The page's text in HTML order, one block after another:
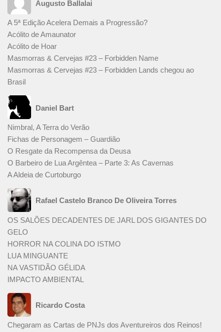
Augusto Ballalai
A 5ª Edição Acelera Demais a Progressão?
Acólito de Amaunator
Acólito de Hoar
Masmorras & Cervejas #23 – Forbidden Name
Masmorras & Cervejas #23 – Forbidden Lands chegou ao
Brasil
Daniel Bart
Nimbral, A Terra do Verão
Fichas de Personagem – Guardião
O Resgate da Recompensa da Deusa
O Barbeiro de Lua Argêntea – Parte 3: As Cavernas
A Aldeia de Curtoburgo
Rafael Castelo Branco De Oliveira Torres
OS SALÕES DECADENTES DE JARL DOS GIGANTES DO
GELO
HORROR NA COLINA DO ISTMO
LUA MINGUANTE
NA VASTIDÃO GÉLIDA
IMPACTO AMBIENTAL
Ricardo Costa
Chegaram as Cartas de PNJs dos Aventureiros dos Reinos!